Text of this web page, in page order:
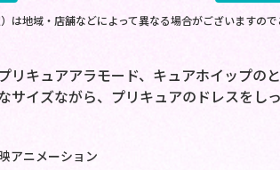
は地域・店舗などによって異なる場合がございますの
リキュアアラモード、キュアホイップの
サイズながら、プリキュアのドレスをし
アニメーション